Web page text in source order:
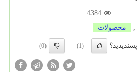
4384
محصولات
(1)
(0)